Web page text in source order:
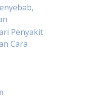
Penyakit
Cara